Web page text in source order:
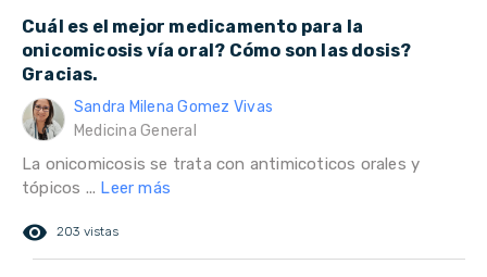
Cuál es el mejor medicamento para la
onicomicosis vía oral? Cómo son las dosis?
Gracias.
Sandra Milena Gomez Vivas
Medicina General
La onicomicosis se trata con antimicoticos orales y
tópicos ... Leer más
remove_red_eye 203 vistas